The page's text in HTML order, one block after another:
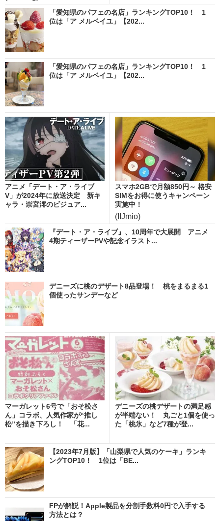
「愛知県のパフェの名店」ランキングTOP10！ 1
位は「ア メルベイユ」【202...
「愛知県のパフェの名店」ランキングTOP10！ 1
位は「ア メルベイユ」【202...
アニメ「デート・ア・ライブ
V」が2024年に放送決定 新キ
ャラ・崇宮澪のビジュア...
スマホ2GBで月額850円～ 格安
SIMをお得に使うキャンペーン
実施中！
(IIJmio)
『デート・ア・ライブ』、10周年で大展開 アニメ
4期ティーザーPVや記念イラスト...
デニーズに桃のデザート8品登場！ 桃をまるまる1
個使ったサンデーなど
マーガレット6号で「おそ松さ
ん」コラボ、人気作家が“推し
松”を描き下ろし！ 「花...
デニーズの桃デザートの満足感
が半端ない！ 丸ごと1個を使っ
た「桃氷」など7種が登...
【2023年7月版】「山梨県で人気のケーキ」ランキ
ングTOP10！ 1位は「BE...
FPが解説！Apple製品を分割手数料0円で入手する
方法とは？